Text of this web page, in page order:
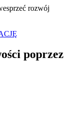
rozwój
poprzez